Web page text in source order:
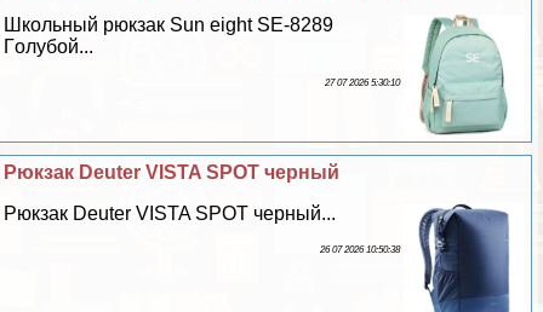
Школьный рюкзак Sun eight SE-8289
Гoлyбой...
27 07 2026 5:30:10
Рюкзак Deuter VISTA SPOT черный
Рюкзак Deuter VISTA SPOT черный...
26 07 2026 10:50:38